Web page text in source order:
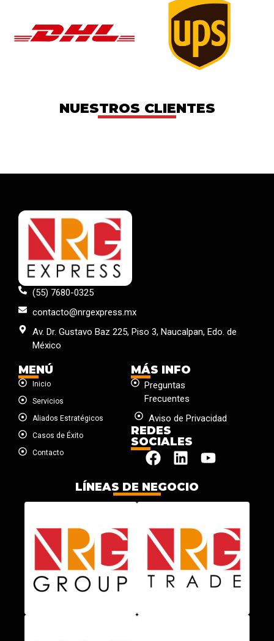
NUESTROS CLIENTES
(55) 7680-0325
contacto@nrgexpress.mx
Av. Dr. Gustavo Baz 225, Piso 3, Naucalpan, Edo. de
México
MENÚ
Inicio
Servicios
Aliados Estratégicos
Casos de Éxito
Contacto
MÁS INFO
Preguntas
Frecuentes
Aviso de Privacidad
REDES
SOCIALES
LÍNEAS DE NEGOCIO